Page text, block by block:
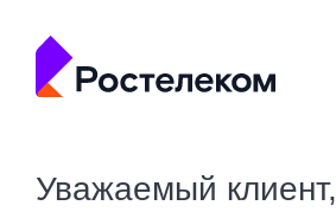
Уважаемый клиент,